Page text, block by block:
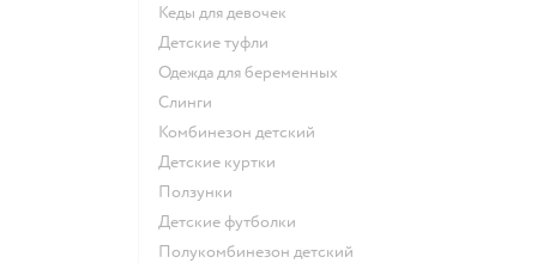
Кеды для девочек
Детские туфли
Одежда для беременных
Слинги
Комбинезон детский
Детские куртки
Ползунки
Детские футболки
Полукомбинезон детский